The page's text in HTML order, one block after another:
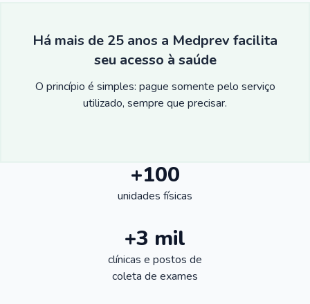
Há mais de 25 anos a Medprev facilita
seu acesso à saúde
O princípio é simples: pague somente pelo serviço
utilizado, sempre que precisar.
+100
unidades físicas
+3 mil
clínicas e postos de
coleta de exames